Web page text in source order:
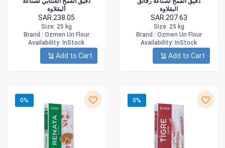
ألبقلاوة
SAR.238.05
Size: 25 kg
Brand : Ozmen Un Flour
Availability: InStock
Add to Cart
البقلاوة
SAR.207.63
Size: 25 kg
Brand : Ozmen Un Flour
Availability: InStock
Add to Cart
0% 0%